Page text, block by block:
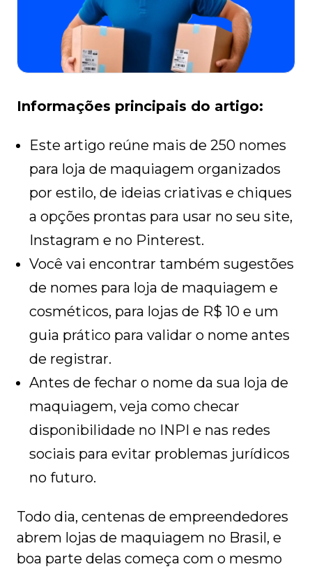
Informações principais do artigo:
Este artigo reúne mais de 250 nomes
para loja de maquiagem organizados
por estilo, de ideias criativas e chiques
a opções prontas para usar no seu site,
Instagram e no Pinterest.
Você vai encontrar também sugestões
de nomes para loja de maquiagem e
cosméticos, para lojas de R$ 10 e um
guia prático para validar o nome antes
de registrar.
Antes de fechar o nome da sua loja de
maquiagem, veja como checar
disponibilidade no INPI e nas redes
sociais para evitar problemas jurídicos
no futuro.
Todo dia, centenas de empreendedores
abrem lojas de maquiagem no Brasil, e
boa parte delas começa com o mesmo